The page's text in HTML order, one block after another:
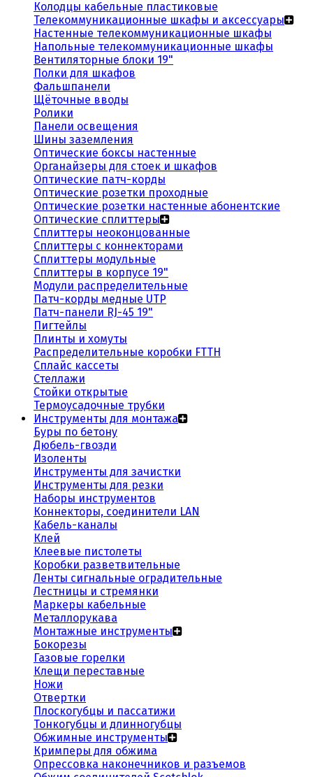
Колодцы кабельные пластиковые
Телекоммуникационные шкафы и аксессуары
Настенные телекоммуникационные шкафы
Напольные телекоммуникационные шкафы
Вентиляторные блоки 19"
Полки для шкафов
Фальшпанели
Щёточные вводы
Ролики
Панели освещения
Шины заземления
Оптические боксы настенные
Органайзеры для стоек и шкафов
Оптические патч-корды
Оптические розетки проходные
Оптические розетки настенные абонентские
Оптические сплиттеры
Сплиттеры неоконцованные
Сплиттеры с коннекторами
Сплиттеры модульные
Сплиттеры в корпусе 19"
Модули распределительные
Патч-корды медные UTP
Патч-панели RJ-45 19"
Пигтейлы
Плинты и хомуты
Распределительные коробки FTTH
Сплайс кассеты
Стеллажи
Стойки открытые
Термоусадочные трубки
Инструменты для монтажа
Буры по бетону
Дюбель-гвозди
Изоленты
Инструменты для зачистки
Инструменты для резки
Наборы инструментов
Коннекторы, соединители LAN
Кабель-каналы
Клей
Клеевые пистолеты
Коробки разветвительные
Ленты сигнальные оградительные
Лестницы и стремянки
Маркеры кабельные
Металлорукава
Монтажные инструменты
Бокорезы
Газовые горелки
Клещи переставные
Ножи
Отвертки
Плоскогубцы и пассатижи
Тонкогубцы и длинногубцы
Обжимные инструменты
Кримперы для обжима
Опрессовка наконечников и разъемов